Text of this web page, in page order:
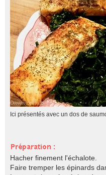
Ici présentés avec un dos de
Hacher finement l'échalote.
Faire tremper les épinards